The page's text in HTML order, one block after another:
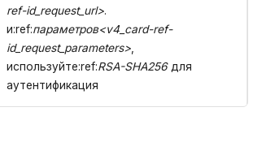
ref-id_request_url>.
и:ref:параметров<v4_card-ref-
id_request_parameters>,
используйте:ref:RSA-SHA256для
аутентификация